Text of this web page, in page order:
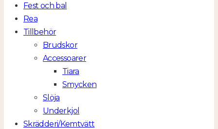
Fest och bal
Rea
Tillbehör
Brudskor
Accessoarer
Tiara
Smycken
Slöja
Underkjol
Skrädderi/Kemtvätt